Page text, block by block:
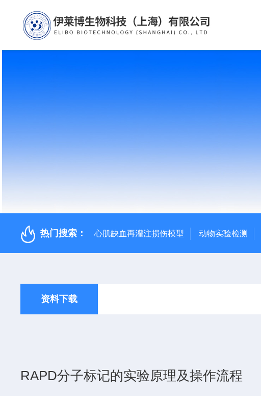
热门搜索： 心肌缺血再灌注损伤模型 动物实验检测
资料下载
RAPD分子标记的实验原理及操作流程